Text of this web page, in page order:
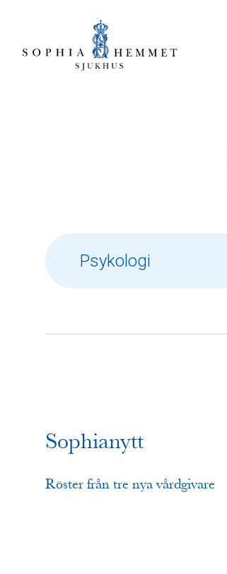
Sophianytt
Röster från tre nya vårdgivare